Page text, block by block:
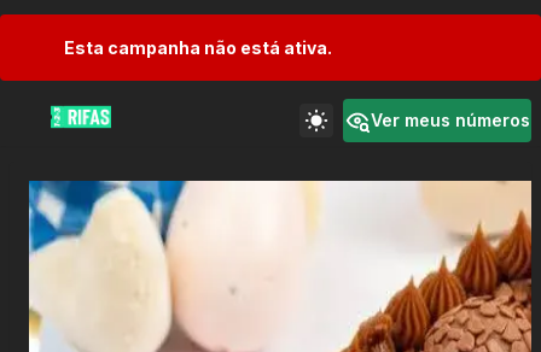
Esta campanha não está ativa.
Ver meus números